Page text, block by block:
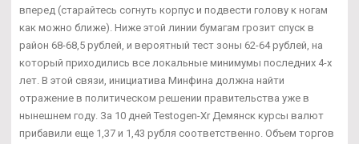
вперед (старайтесь согнуть корпус и подвести голову к ногам
как можно ближе). Ниже этой линии бумагам грозит спуск в
район 68-68,5 рублей, и вероятный тест зоны 62-64 рублей, на
который приходились все локальные минимумы последних 4-х
лет. В этой связи, инициатива Минфина должна найти
отражение в политическом решении правительства уже в
нынешнем году. За 10 дней Testogen-Xr Демянск курсы валют
прибавили еще 1,37 и 1,43 рубля соответственно. Объем торгов